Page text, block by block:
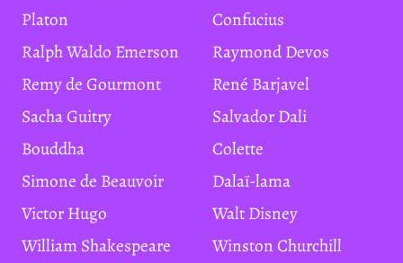
Platon
Confucius
Ralph Waldo Emerson
Raymond Devos
Remy de Gourmont
René Barjavel
Sacha Guitry
Salvador Dali
Bouddha
Colette
Simone de Beauvoir
Dalaï-lama
Victor Hugo
Walt Disney
William Shakespeare
Winston Churchill